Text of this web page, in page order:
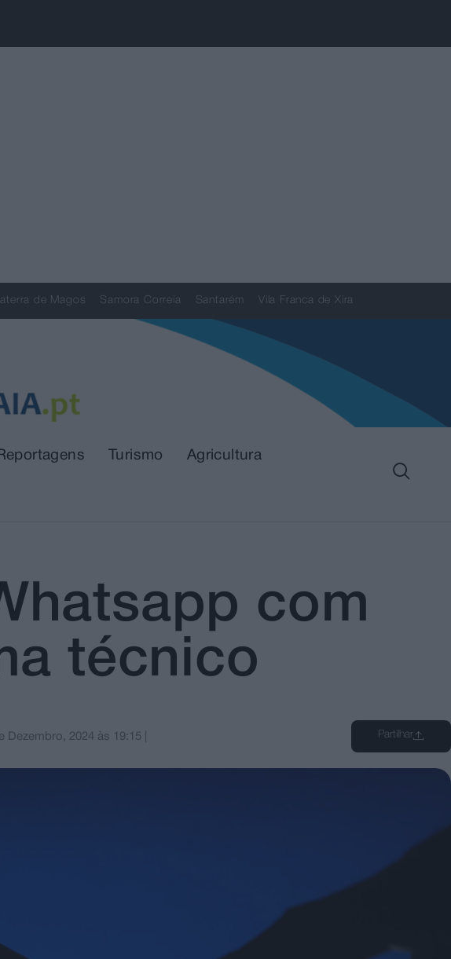
de Magos Samora Correia Santarém Vila Franca de Xira
Turismo Agricultura
com
técnico
Dezembro, 2024 às 19:15 Partilhar